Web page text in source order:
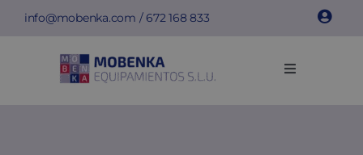
Saltar
contenido
info@mobenka.com /672 168 833
Toggle